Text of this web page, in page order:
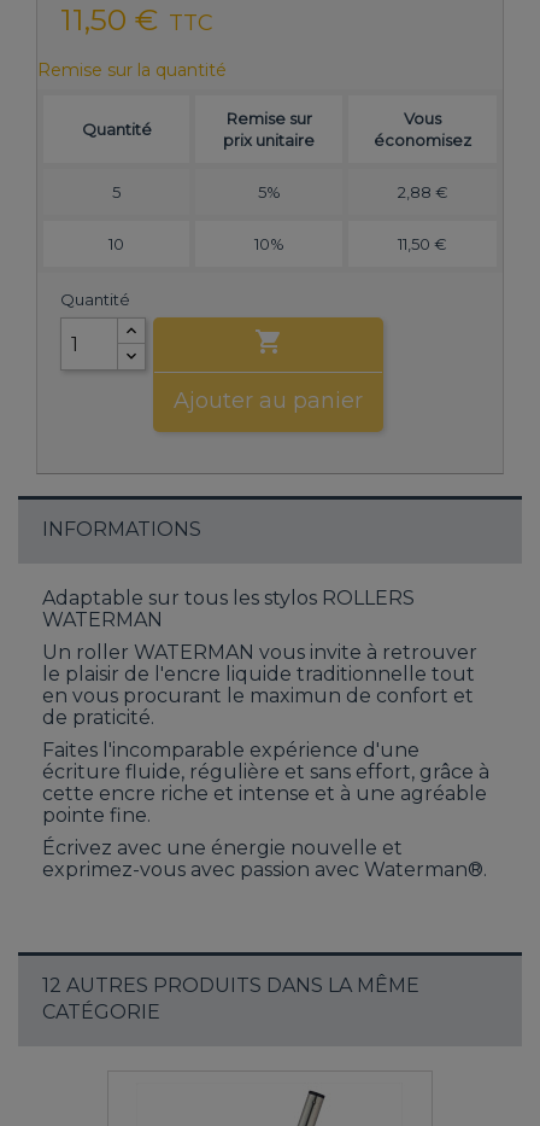
11,50 € TTC
Remise sur la quantité
Quantité
Remise sur
prix unitaire
Vous
économisez
5 5% 2,88 €
10 10% 11,50 €
Quantité

Ajouter au panier
INFORMATIONS
Adaptable sur tous les stylos ROLLERS
WATERMAN
Un roller WATERMAN vous invite à retrouver
le plaisir de l'encre liquide traditionnelle tout
en vous procurant le maximun de confort et
de praticité.
Faites l'incomparable expérience d'une
écriture fluide, régulière et sans effort, grâce à
cette encre riche et intense et à une agréable
pointe fine.
Écrivez avec une énergie nouvelle et
exprimez-vous avec passion avec Waterman®.
12 AUTRES PRODUITS DANS LA MÊME
CATÉGORIE